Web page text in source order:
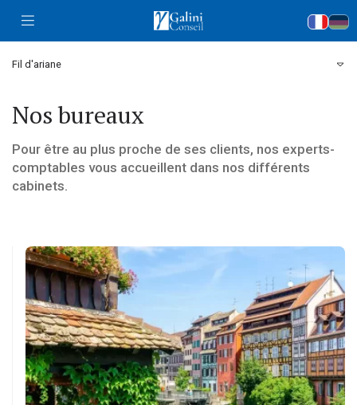
Accueil
Fil d'ariane
Nos bureaux
Pour être au plus proche de ses clients, nos experts-
comptables vous accueillent dans nos différents
cabinets.